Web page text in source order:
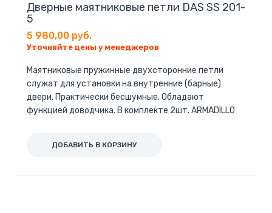
Дверные маятниковые петли DAS SS 201-
5
5 980,00 руб.
Уточняйте цены у менеджеров
Маятниковые пружинные двухсторонние петли
служат для установки на внутренние (барные)
двери. Практически бесшумные. Обладают
функцией доводчика. В комплекте 2шт. ARMADILLO
ДОБАВИТЬ В КОРЗИНУ